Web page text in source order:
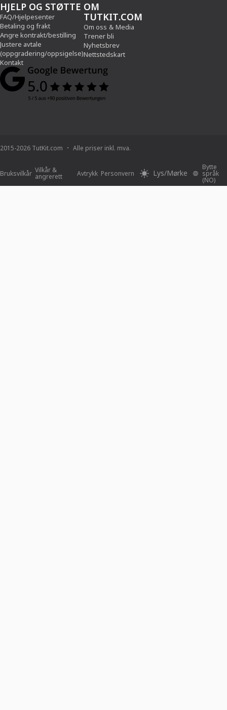
HJELP OG STØTTE
FAQ/Hjelpesenter
Betaling og frakt
Angre kontrakt/bestilling
Justere avtale
(oppgradering/oppsigelse)
Kontakt
OM
TUTKIT.COM
Om oss & Media
Trener bli
Nyhetsbrev
Nettstedskart
2015-2026 TutKit.com Alle priser inkl. mva.
Bruksvilkår Vilkår &
angrerett Avtrykk Personvern Lys/Mørke
Bytte
språk
(NO)